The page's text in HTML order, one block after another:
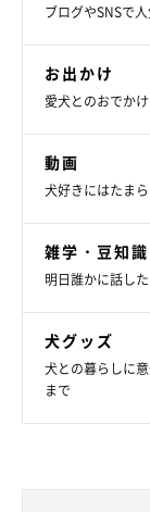
ブログやSNSで
お出かけ
愛犬とのおでか
動画
犬好きにはたま
雑学・豆知識
明日誰かに話し
犬グッズ
犬との暮らしに
まで